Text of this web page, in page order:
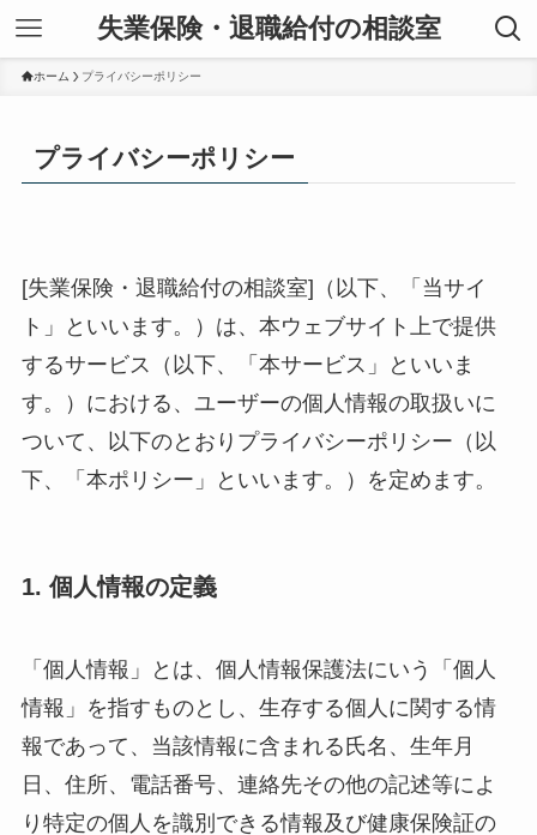
失業保険・退職給付の相談室
ホーム プライバシーポリシー
プライバシーポリシー
[失業保険・退職給付の相談室]（以下、「当サイ
ト」といいます。）は、本ウェブサイト上で提供
するサービス（以下、「本サービス」といいま
す。）における、ユーザーの個人情報の取扱いに
ついて、以下のとおりプライバシーポリシー（以
下、「本ポリシー」といいます。）を定めます。
1. 個人情報の定義
「個人情報」とは、個人情報保護法にいう「個人
情報」を指すものとし、生存する個人に関する情
報であって、当該情報に含まれる氏名、生年月
日、住所、電話番号、連絡先その他の記述等によ
り特定の個人を識別できる情報及び健康保険証の